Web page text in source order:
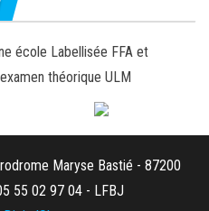
école Labellisée FFA et
théorique ULM
Maryse Bastié - 87200
55 02 97 04 - LFBJ